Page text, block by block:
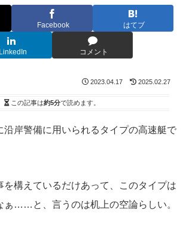
Facebook はてブ
LinkedIn コメント
2023.04.17 2025.02.27
この記事は約5分で読めます。
沿岸警備に用いられるタイプの高速艇で
を構えているだけあって、このタイプは
ぁ……と、言うのは机上の空論らしい。